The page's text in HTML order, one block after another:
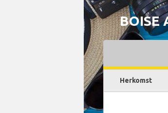
BOISE
Herkomst